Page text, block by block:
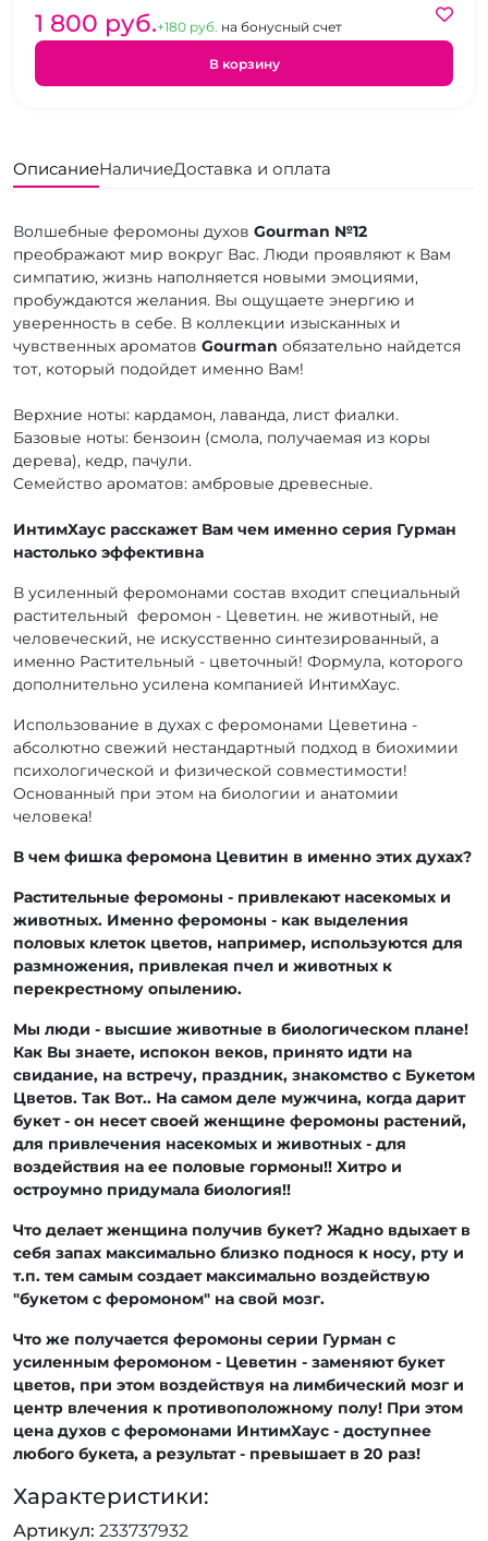
1 800 pуб.+180 pуб. на бонусный счет
В корзину
ОписаниеНаличиеДоставка и оплата
Волшебные феромоны духов Gourman №12
преображают мир вокруг Вас. Люди проявляют к Вам
симпатию, жизнь наполняется новыми эмоциями,
пробуждаются желания. Вы ощущаете энергию и
уверенность в себе. В коллекции изысканных и
чувственных ароматов Gourman обязательно найдется
тот, который подойдет именно Вам!
Верхние ноты: кардамон, лаванда, лист фиалки.
Базовые ноты: бензоин (смола, получаемая из коры
дерева), кедр, пачули.
Семейство ароматов: амбровые древесные.
ИнтимХаус расскажет Вам чем именно серия Гурман
настолько эффективна
В усиленный феромонами состав входит специальный
растительный феромон - Цеветин. не животный, не
человеческий, не искусственно синтезированный, а
именно Растительный - цветочный! Формула, которого
дополнительно усилена компанией ИнтимХаус.
Использование в духах с феромонами Цеветина -
абсолютно свежий нестандартный подход в биохимии
психологической и физической совместимости!
Основанный при этом на биологии и анатомии
человека!
В чем фишка феромона Цевитин в именно этих духах?
Растительные феромоны - привлекают насекомых и
животных. Именно феромоны - как выделения
половых клеток цветов, например, используются для
размножения, привлекая пчел и животных к
перекрестному опылению.
Мы люди - высшие животные в биологическом плане!
Как Вы знаете, испокон веков, принято идти на
свидание, на встречу, праздник, знакомство с Букетом
Цветов. Так Вот.. На самом деле мужчина, когда дарит
букет - он несет своей женщине феромоны растений,
для привлечения насекомых и животных - для
воздействия на ее половые гормоны!! Хитро и
остроумно придумала биология!!
Что делает женщина получив букет? Жадно вдыхает в
себя запах максимально близко поднося к носу, рту и
т.п. тем самым создает максимально воздействую
"букетом с феромоном" на свой мозг.
Что же получается феромоны серии Гурман с
усиленным феромоном - Цеветин - заменяют букет
цветов, при этом воздействуя на лимбический мозг и
центр влечения к противоположному полу! При этом
цена духов с феромонами ИнтимХаус - доступнее
любого букета, а результат - превышает в 20 раз!
Характеристики:
Артикул 233737932